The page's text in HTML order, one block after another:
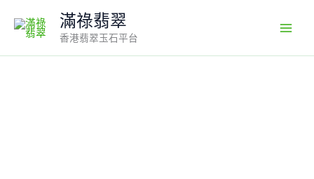
content
滿祿翡翠
香港翡翠玉石平台